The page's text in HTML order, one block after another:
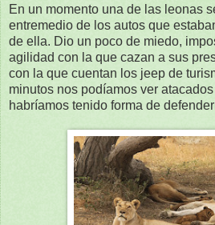
En un momento una de las leonas
entremedio de los autos que
de ella. Dio un poco de miedo,
agilidad con la que cazan a sus
con la que cuentan los jeep de
minutos nos podíamos ver
habríamos tenido forma de